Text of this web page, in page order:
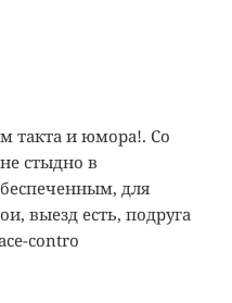
такта и юмора!. Со
стыдно в
для
выезд есть, подруга
contro